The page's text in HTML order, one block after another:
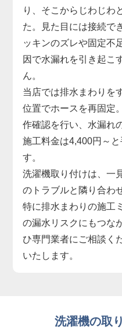
り、そこからじわじわ
た。見た目には接続で
ッキンのズレや固定不
因で水漏れを引き起こ
ん。
当店では排水まわりを
位置でホースを再固定
作確認を行い、水漏れ
施工料金は4,400円～
す。
洗濯機取り付けは、一
のトラブルと隣り合わせ
特に排水まわりの施工
の漏水リスクにもつな
ひ専門業者にご相談く
いたします。
洗濯機の取